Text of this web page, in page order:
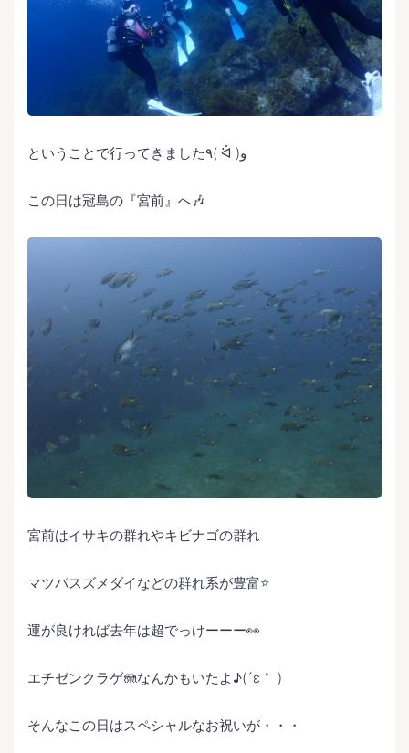
ということで行ってきました٩( ᐛ )و
この日は冠島の『宮前』へ🎶
宮前はイサキの群れやキビナゴの群れ
マツバスズメダイなどの群れ系が豊富⭐️
運が良ければ去年は超でっけーーー👀
エチゼンクラゲ🪼なんかもいたよ♪(´ε｀ )
そんなこの日はスペシャルなお祝いが・・・